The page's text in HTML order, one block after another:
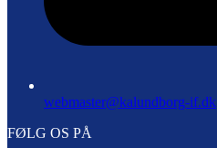
webmaster@kalundborg-if.dk
FØLG OS PÅ